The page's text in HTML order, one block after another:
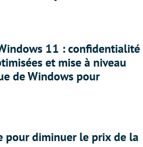
11 : confidentialité
et mise à niveau
de Windows pour
pour diminuer le prix de la